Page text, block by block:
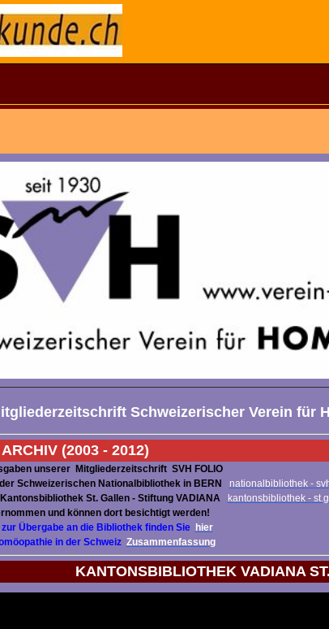
Schweizerischer Verein für
(2003 - 2012)
unserer Mitgliederzeitschrift SVH FOLIO
Schweizerischen Nationalbibliothek in BERN nationalbibliothek -
St. Gallen - Stiftung VADIANA
kantonsbibliothek -
und können dort besichtigt werden!
Übergabe an die Bibliothek finden Sie
hier
in der Schweiz Zusammenfassung
KANTONSBIBLIOTHEK VADIANA